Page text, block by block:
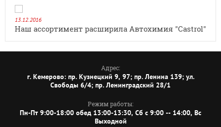
13.12.2016
Наш ассортимент расширила Автохимия "Castrol"
Адрес:
г. Кемерово: пр. Кузнецкий 9, 97; пр. Ленина 139; ул.
Свободы 6/4; пр. Ленинградский 28/1
Режим работы:
Пн-Пт 9:00-18:00 обед 13:00-13:30, Сб с 9:00 -- 14:00, Вс
Выходной